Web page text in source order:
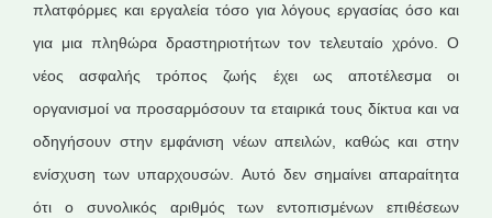
πλατφόρμες και εργαλεία τόσο για λόγους εργασίας όσο και
για μια πληθώρα δραστηριοτήτων τον τελευταίο χρόνο. Ο
νέος ασφαλής τρόπος ζωής έχει ως αποτέλεσμα οι
οργανισμοί να προσαρμόσουν τα εταιρικά τους δίκτυα και να
οδηγήσουν στην εμφάνιση νέων απειλών, καθώς και στην
ενίσχυση των υπαρχουσών. Αυτό δεν σημαίνει απαραίτητα
ότι ο συνολικός αριθμός των εντοπισμένων επιθέσεων